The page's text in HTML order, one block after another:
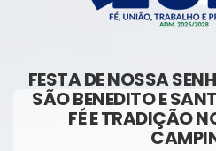
FESTA DE NOSSA
SÃO BENEDITO E
FÉ E TRADIÇÃO